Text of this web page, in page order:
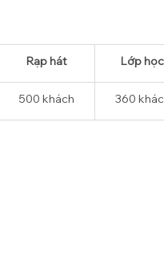
Rạp hát Lớp học
500 khách 360